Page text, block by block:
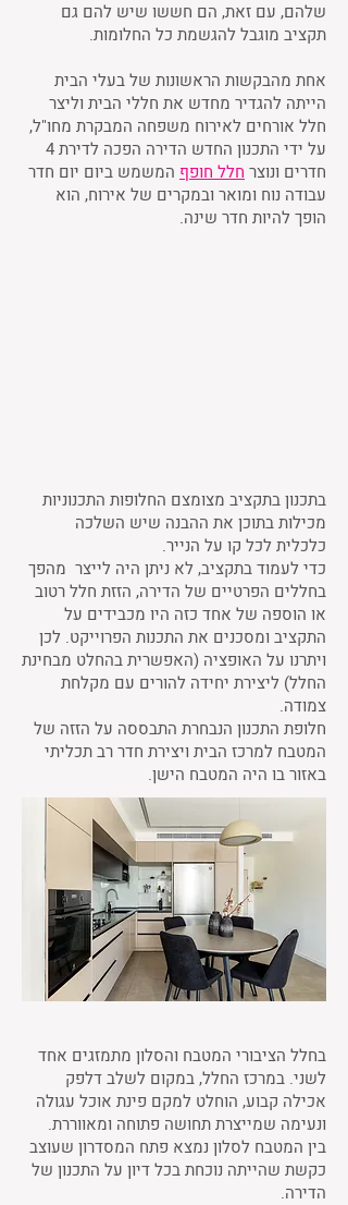
שלהם, עם זאת, הם חששו שיש להם גם
תקציב מוגבל להגשמת כל החלומות.
אחת מהבקשות הראשונות של בעלי הבית
הייתה להגדיר מחדש את חללי הבית וליצר
חלל אורחים לאירוח משפחה המבקרת מחו"ל,
על ידי התכנון החדש הדירה הפכה לדירת 4
חדרים ונוצר חלל חופף המשמש ביום יום חדר
עבודה נוח ומואר ובמקרים של אירוח, הוא
הופך להיות חדר שינה.
בתכנון בתקציב מצומצם החלופות התכנוניות
מכילות בתוכן את ההבנה שיש השלכה
כלכלית לכל קו על הנייר.
כדי לעמוד בתקציב, לא ניתן היה לייצר מהפך
בחללים הפרטיים של הדירה, הזזת חלל רטוב
או הוספה של אחד כזה היו מכבידים על
התקציב ומסכנים את התכנות הפרוייקט. לכן
ויתרנו על האופציה (האפשרית בהחלט מבחינת
החלל) ליצירת יחידה להורים עם מקלחת
צמודה.
חלופת התכנון הנבחרת התבססה על הזזה של
המטבח למרכז הבית ויצירת חדר רב תכליתי
באזור בו היה המטבח הישן.
בחלל הציבורי המטבח והסלון מתמזגים אחד
לשני. במרכז החלל, במקום לשלב דלפק
אכילה קבוע, הוחלט למקם פינת אוכל עגולה
ונעימה שמייצרת תחושה פתוחה ומאווררת.
בין המטבח לסלון נמצא פתח המסדרון שעוצב
כקשת שהייתה נוכחת בכל דיון על התכנון של
הדירה.